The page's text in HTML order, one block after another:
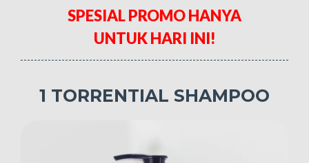
SPESIAL PROMO HANYA
UNTUK HARI INI!
1 TORRENTIAL SHAMPOO